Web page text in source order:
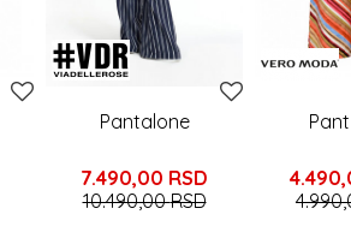
Pantalone
7.490,00 RSD
10.490,00RSD